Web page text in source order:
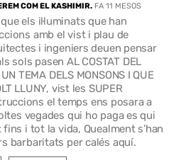
COM EL KASHIMIR. FA 11 MESOS
els il·luminats que han
amb el vist i plau de
i ingeniers deuen pensar
sols pasen AL COSTAT DEL
TEMA DELS MONSONS I QUE
LLUNY, vist les SUPER
el temps ens posara a
vegades qui ho paga es qui
i tot la vida, Quealment s’han
barbaritats per calés aquí.